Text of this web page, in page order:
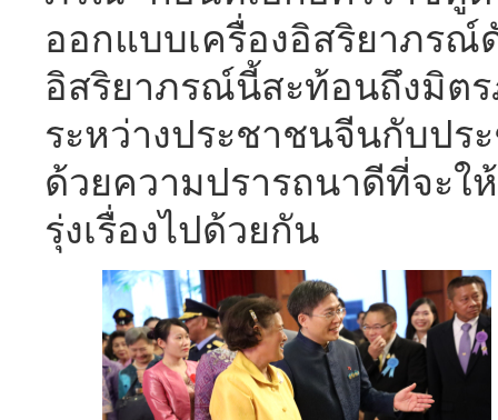
ออกแบบเครื่องอิสริยาภรณ์
อิสริยาภรณ์นี้สะท้อนถึงมิต
ระหว่างประชาชนจีนกับปร
ด้วยความปรารถนาดีที่จะใ
รุ่งเรื่องไปด้วยกัน